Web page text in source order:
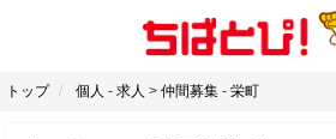
トップ 個人 - 求人 > 仲間募集 - 栄町